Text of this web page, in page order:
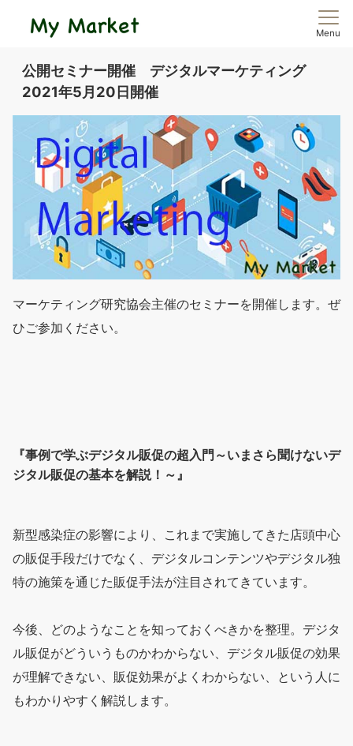
Menu
公開セミナー開催 デジタルマーケティング
2021年5月20日開催
マーケティング研究協会主催のセミナーを開催します。ぜ
ひご参加ください。
『事例で学ぶデジタル販促の超入門～いまさら聞けないデ
ジタル販促の基本を解説！～』
新型感染症の影響により、これまで実施してきた店頭中心
の販促手段だけでなく、デジタルコンテンツやデジタル独
特の施策を通じた販促手法が注目されてきています。
今後、どのようなことを知っておくべきかを整理。デジタ
ル販促がどういうものかわからない、デジタル販促の効果
が理解できない、販促効果がよくわからない、という人に
もわかりやすく解説します。